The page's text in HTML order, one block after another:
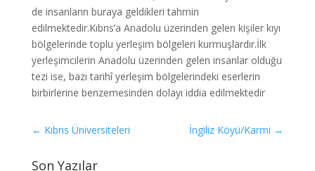
de insanların buraya geldikleri tahmin
edilmektedir.Kıbrıs’a Anadolu üzerinden gelen kişiler kıyı
bölgelerinde toplu yerleşim bölgeleri kurmuşlardır.İlk
yerleşimcilerin Anadolu üzerinden gelen insanlar olduğu
tezi ise, bazı tarihî yerleşim bölgelerindeki eserlerin
birbirlerine benzemesinden dolayı iddia edilmektedir
← Kıbrıs Üniversiteleri İngiliz Köyü/Karmi →
Son Yazılar